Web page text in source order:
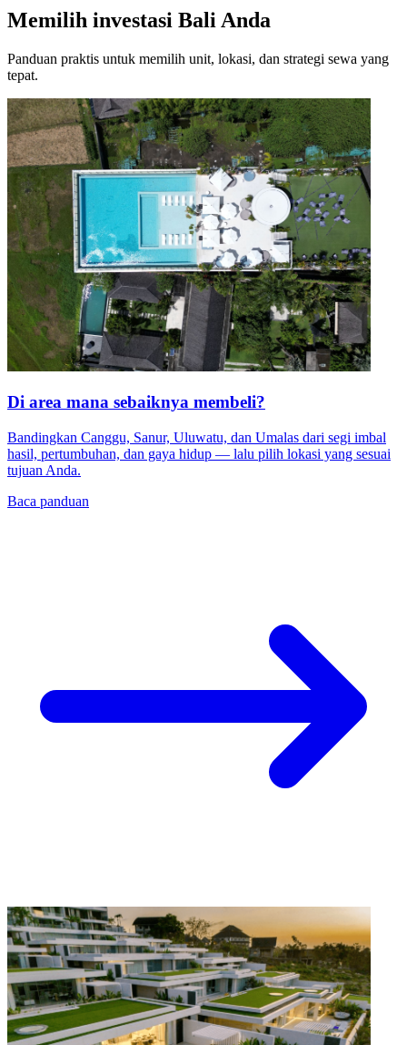
Memilih investasi Bali Anda
Panduan praktis untuk memilih unit, lokasi, dan strategi sewa yang
tepat.
Di area mana sebaiknya membeli?
Bandingkan Canggu, Sanur, Uluwatu, dan Umalas dari segi imbal
hasil, pertumbuhan, dan gaya hidup — lalu pilih lokasi yang sesuai
tujuan Anda.
Baca panduan